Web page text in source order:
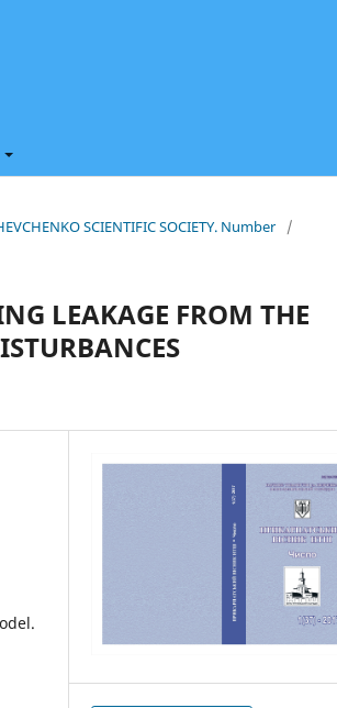
SCIENTIFIC SOCIETY. Number
/
LEAKAGE FROM THE